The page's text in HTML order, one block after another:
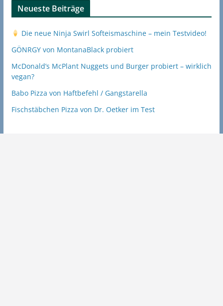
Neueste Beiträge
Die neue Ninja Swirl Softeismaschine – mein Testvideo!
GÖNRGY von MontanaBlack probiert
McDonald’s McPlant Nuggets und Burger probiert – wirklich
vegan?
Babo Pizza von Haftbefehl / Gangstarella
Fischstäbchen Pizza von Dr. Oetker im Test